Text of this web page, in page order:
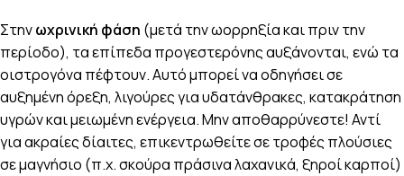
Στηνωχρινική φάση (μετά την ωορρηξία και πριν την
περίοδο), τα επίπεδα προγεστερόνης αυξάνονται, ενώ τα
οιστρογόνα πέφτουν. Αυτό μπορεί να οδηγήσει σε
αυξημένη όρεξη, λιγούρες για υδατάνθρακες, κατακράτηση
υγρών και μειωμένη ενέργεια. Μην αποθαρρύνεστε! Αντί
για ακραίες δίαιτες, επικεντρωθείτε σε τροφές πλούσιες
σε μαγνήσιο (π.χ. σκούρα πράσινα λαχανικά, ξηροί καρποί)